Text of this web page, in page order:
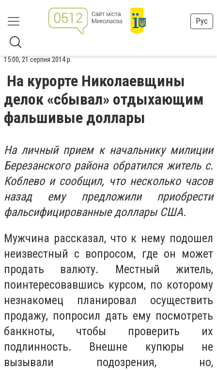
Рус
15:00, 21 серпня 2014 р.
На курорте Николаевщины
делок «сбывал» отдыхающим
фальшивые доллары
На личный прием к начальнику милиции
Березанского района обратился житель с.
Коблево и сообщил, что несколько часов
назад ему предложили приобрести
фальсифицированные доллары США.
Мужчина рассказал, что к нему подошел
неизвестный с вопросом, где он может
продать валюту. Местный житель,
поинтересовавшись курсом, по которому
незнакомец планировал осуществить
продажу, попросил дать ему посмотреть
банкноты, чтобы проверить их
подлинность. Внешне купюры не
вызывали подозрения, но,